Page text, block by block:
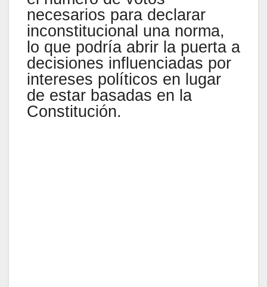
necesarios para declarar
inconstitucional una norma,
lo que podría abrir la puerta a
decisiones influenciadas por
intereses políticos en lugar
de estar basadas en la
Constitución.